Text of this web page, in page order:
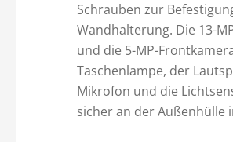
Schrauben zur
Wandhalterung. Die 13-
und die 5-MP-
Taschenlampe, der
Mikrofon und die
sicher an der Außenhülle